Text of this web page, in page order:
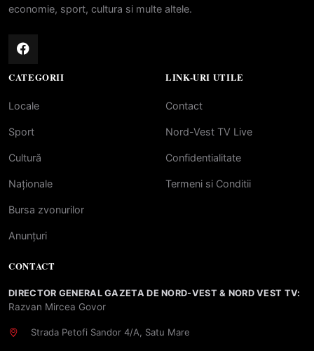
economie, sport, cultura si multe altele.
CATEGORII
Locale
Sport
Cultură
Naționale
Bursa zvonurilor
Anunțuri
LINK-URI UTILE
Contact
Nord-Vest TV Live
Confidentialitate
Termeni si Conditii
CONTACT
DIRECTOR GENERAL GAZETA DE NORD-VEST & NORD VEST TV:
Razvan Mircea Govor
Strada Petofi Sandor 4/A, Satu Mare